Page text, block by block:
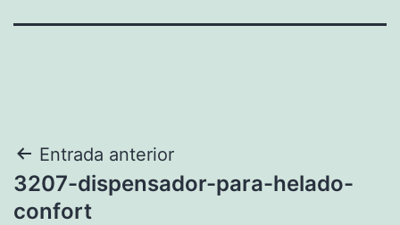
Navegación
de
Entrada anterior
3207-dispensador-para-helado-
confort